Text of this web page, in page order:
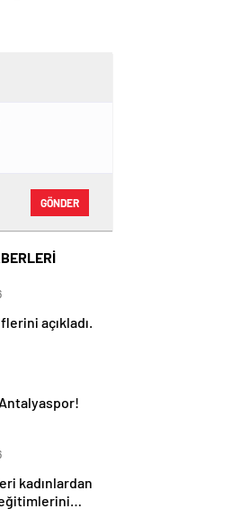
GÖNDER
açıkladı.
kadınlardan